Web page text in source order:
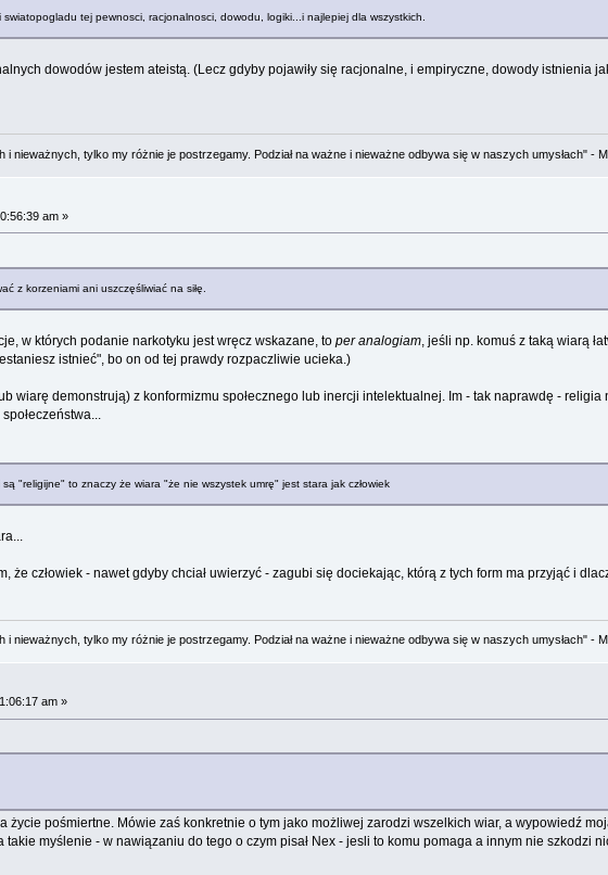
tej pewnosci, racjonalnosci, dowodu, logiki...i najlepiej dla wszystkich.
dowodów jestem ateistą. (Lecz gdyby pojawiły się racjonalne, i empiryczne, dowody istnienia
nieważnych, tylko my różnie je postrzegamy. Podział na ważne i nieważne odbywa się w naszych umysłach" -
am »
z korzeniami ani uszczęśliwiać na siłę.
w których podanie narkotyku jest wręcz wskazane, to per analogiam, jeśli np. komuś z taką wiarą
istnieć", bo on od tej prawdy rozpaczliwie ucieka.)
wiarę demonstrują) z konformizmu społecznego lub inercji intelektualnej. Im - tak naprawdę -
"religijne" to znaczy że wiara "że nie wszystek umrę" jest stara jak człowiek
że człowiek - nawet gdyby chciał uwierzyć - zagubi się dociekając, którą z tych form ma przyjąć i
nieważnych, tylko my różnie je postrzegamy. Podział na ważne i nieważne odbywa się w naszych umysłach" -
am »
życie pośmiertne. Mówie zaś konkretnie o tym jako możliwej zarodzi wszelkich wiar, a wypowiedź
myślenie - w nawiązaniu do tego o czym pisał Nex - jesli to komu pomaga a innym nie szkodzi